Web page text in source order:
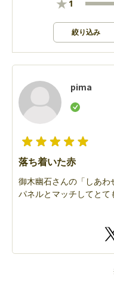
★ 1
絞り込み
pima
落ち着いた赤
御木幽石さんの「しあわせ桜
パネルとマッチしてとて